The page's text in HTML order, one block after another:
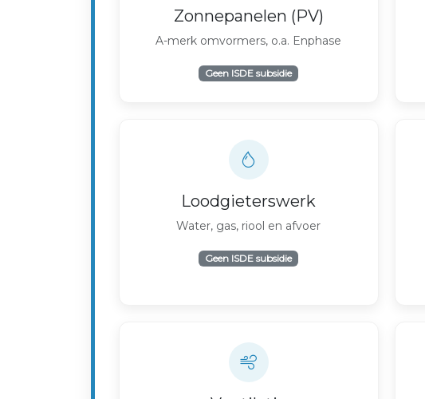
Zonnepanelen (PV)
A-merk omvormers, o.a. Enphase
Geen ISDE subsidie
Loodgieterswerk
Water, gas, riool en afvoer
Geen ISDE subsidie